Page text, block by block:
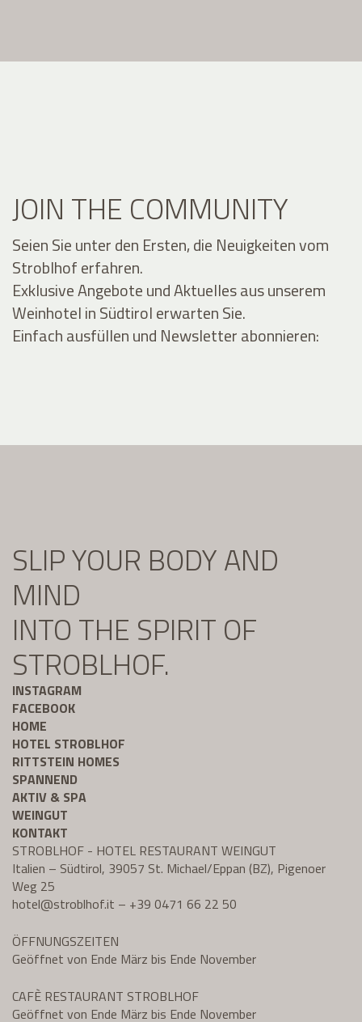
JOIN THE COMMUNITY
Seien Sie unter den Ersten, die Neuigkeiten vom
Stroblhof erfahren.
Exklusive Angebote und Aktuelles aus unserem
Weinhotel in Südtirol erwarten Sie.
Einfach ausfüllen und Newsletter abonnieren:
SLIP YOUR BODY AND
MIND
INTO THE SPIRIT OF
STROBLHOF.
INSTAGRAM
FACEBOOK
HOME
HOTEL STROBLHOF
RITTSTEIN HOMES
SPANNEND
AKTIV & SPA
WEINGUT
KONTAKT
STROBLHOF - HOTEL RESTAURANT WEINGUT
Italien – Südtirol, 39057 St. Michael/Eppan (BZ), Pigenoer
Weg 25
hotel@stroblhof.it – +39 0471 66 22 50
ÖFFNUNGSZEITEN
Geöffnet von Ende März bis Ende November
CAFÈ RESTAURANT STROBLHOF
Geöffnet von Ende März bis Ende November